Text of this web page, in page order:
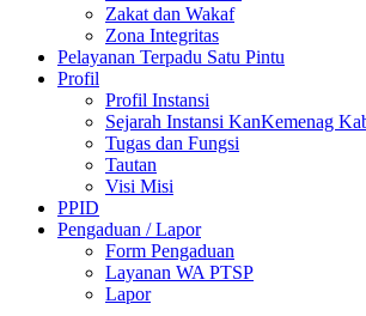
Zakat dan Wakaf
Zona Integritas
Pelayanan Terpadu Satu Pintu
Profil
Profil Instansi
Sejarah Instansi KanKemenag
Tugas dan Fungsi
Tautan
Visi Misi
PPID
Pengaduan / Lapor
Form Pengaduan
Layanan WA PTSP
Lapor